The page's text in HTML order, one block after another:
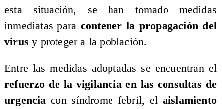
esta situación, se han tomado medidas
inmediatas para contener la propagación del
virusy proteger a la población.
​Entre las medidas adoptadas se encuentran el
refuerzo de la vigilancia en las consultas de
urgencia con síndrome febril, el aislamiento